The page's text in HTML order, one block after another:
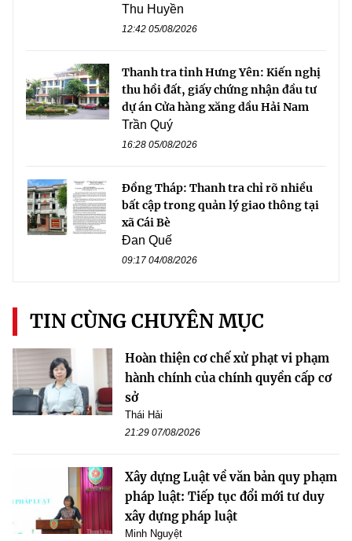
Thu Huyền
12:42 05/08/2026
Thanh tra tỉnh Hưng Yên: Kiến nghị
thu hồi đất, giấy chứng nhận đầu tư
dự án Cửa hàng xăng dầu Hải Nam
Trần Quý
16:28 05/08/2026
Đồng Tháp: Thanh tra chỉ rõ nhiều
bất cập trong quản lý giao thông tại
xã Cái Bè
Đan Quế
09:17 04/08/2026
TIN CÙNG CHUYÊN MỤC
Hoàn thiện cơ chế xử phạt vi phạm
hành chính của chính quyền cấp cơ
sở
Thái Hải
21:29 07/08/2026
Xây dựng Luật về văn bản quy phạm
pháp luật: Tiếp tục đổi mới tư duy
xây dựng pháp luật
Minh Nguyệt